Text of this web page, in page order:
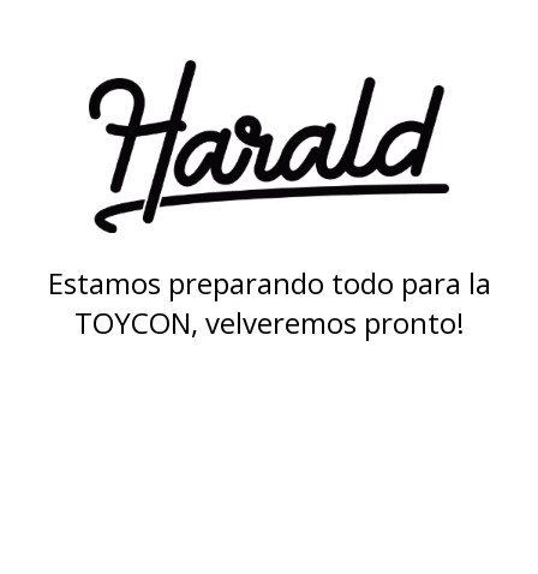
Estamos preparando todo para la
TOYCON, velveremos pronto!